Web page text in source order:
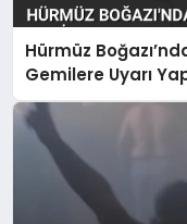
Hürmüz
Gemilere Uyarı